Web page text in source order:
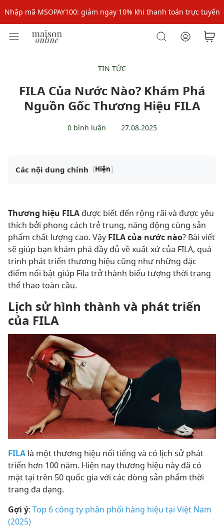
Nhập mã: MSOXINCHAO - Giảm 10% đơn đầu cho thành viên mới!
Nhập mã MSOPAY100: giảm ngay 10% khi thanh toán trực tuyến
TIN TỨC
FILA Của Nước Nào? Khám Phá
Nguồn Gốc Thương Hiệu FILA
0 bình luận 27.08.2025
Các nội dung chính [Hiện]
Thương hiệu FILA được biết đến rộng rãi và được yêu
thích bởi phong cách trẻ trung, năng động cùng sản
phẩm chất lượng cao. Vậy FILA của nước nào? Bài viết
sẽ giúp bạn khám phá đầy đủ về xuất xứ của FILA, quá
trình phát triển thương hiệu cũng như những đặc
điểm nổi bật giúp Fila trở thành biểu tượng thời trang
thể thao toàn cầu.
Lịch sử hình thành và phát triển
của FILA
FILA là một thương hiệu nổi tiếng và có lịch sử phát
triển hơn 100 năm. Hiện nay thương hiệu này đã có
mặt tại trên 50 quốc gia với các dòng sản phẩm thời
trang đa dạng.
Gợi ý: Top 6 công ty phân phối hàng hiệu tại Việt Nam
(2025)